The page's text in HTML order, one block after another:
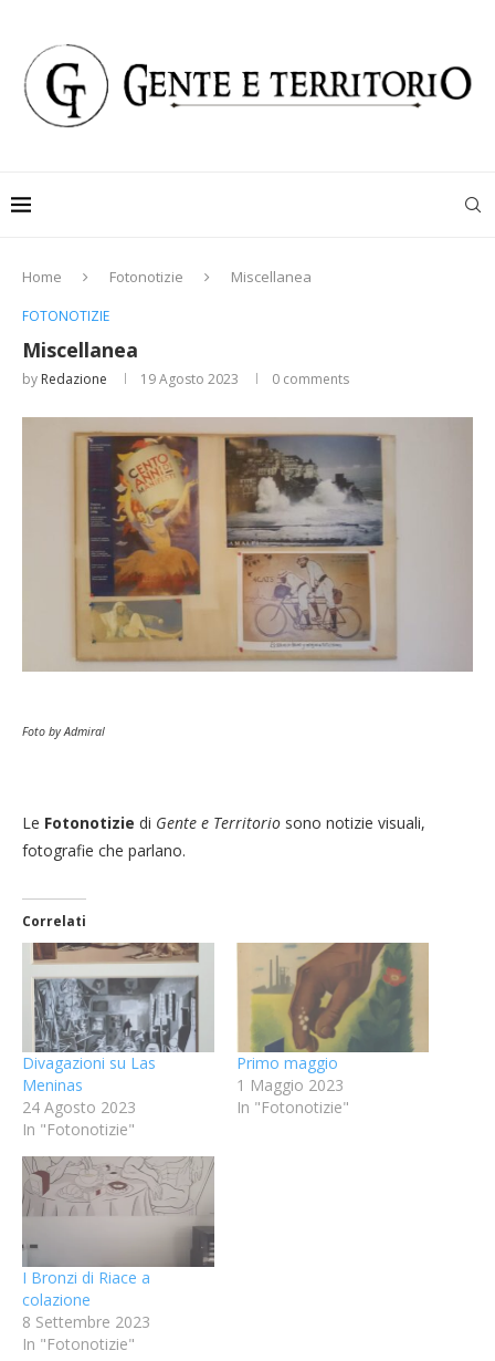
Home Fotonotizie Miscellanea
FOTONOTIZIE
Miscellanea
by Redazione 19 Agosto 2023 0 comments
Foto by Admiral
Le Fotonotizie di Gente e Territorio sono notizie visuali,
fotografie che parlano.
Correlati
Divagazioni su Las
Meninas
24 Agosto 2023
In "Fotonotizie"
Primo maggio
1 Maggio 2023
In "Fotonotizie"
I Bronzi di Riace a
colazione
8 Settembre 2023
In "Fotonotizie"